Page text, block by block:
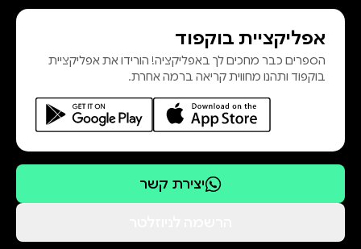
אפליקציית בוקפוד
הספרים כבר מחכים לך באפליקציה! הורידו את אפליקציית
בוקפוד ותהנו מחווית קריאה ברמה אחרת.
יצירת קשר